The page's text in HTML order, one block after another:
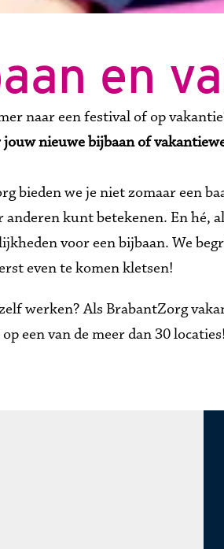
en
naar een festival of op
nieuwe bijbaan of
bieden we je niet zomaar een
anderen kunt betekenen. En hé,
voor een bijbaan. We
even te komen kletsen!
werken? Als BrabantZorg
een van de meer dan 30